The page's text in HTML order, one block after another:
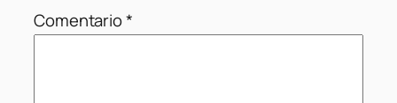
Comentario*